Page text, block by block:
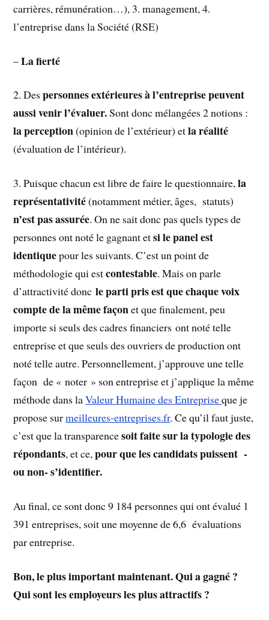
carrières, rémunération…), 3. management, 4.
l’entreprise dans la Société (RSE)
–La fierté
2. Despersonnes extérieures à l’entreprise peuvent
aussi venir l’évaluer.Sont donc mélangées 2 notions :
la perception(opinion de l’extérieur) etla réalité
(évaluation de l’intérieur).
3. Puisque chacun est libre de faire le questionnaire,la
représentativité(notamment métier, âges, statuts)
n’est pas assurée. On ne sait donc pas quels types de
personnes ont noté le gagnant etsi le panel est
identiquepour les suivants. C’est un point de
méthodologie qui estcontestable. Mais on parle
d’attractivité doncle parti pris est que chaque voix
compte de la même façonet que finalement, peu
importe si seuls des cadres financiers ont noté telle
entreprise et que seuls des ouvriers de production ont
noté telle autre. Personnellement, j’approuve une telle
façon de « noter » son entreprise et j’applique la même
méthode dans laValeur Humaine des Entrepriseque je
propose surmeilleures-entreprises.fr. Ce qu’il faut juste,
c’est que la transparencesoit faite sur la typologie des
répondants, et ce,pour que les candidats puissent -
ou non- s’identifier.
Au final, ce sont donc 9 184 personnes qui ont évalué 1
391 entreprises, soit une moyenne de 6,6 évaluations
par entreprise.
Bon, le plus important maintenant. Qui a gagné ?
Qui sont les employeurs les plus attractifs ?